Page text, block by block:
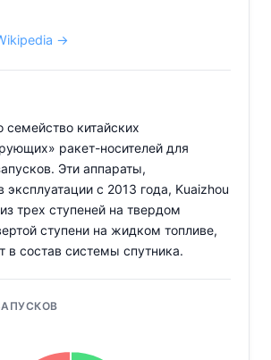
→
семейство китайских
ракет-носителей для
Эти аппараты,
эксплуатации с 2013 года, Kuaizhou
трех ступеней на твердом
ступени на жидком топливе,
в состав системы спутника.